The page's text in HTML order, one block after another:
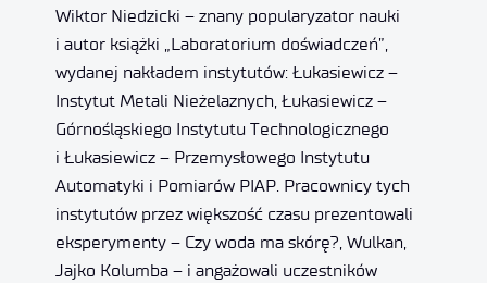
Wiktor Niedzicki – znany popularyzator nauki
i autor książki „Laboratorium doświadczeń”,
wydanej nakładem instytutów: Łukasiewicz –
Instytut Metali Nieżelaznych, Łukasiewicz –
Górnośląskiego Instytutu Technologicznego
i Łukasiewicz – Przemysłowego Instytutu
Automatyki i Pomiarów PIAP. Pracownicy tych
instytutów przez większość czasu prezentowali
eksperymenty – Czy woda ma skórę?, Wulkan,
Jajko Kolumba – i angażowali uczestników